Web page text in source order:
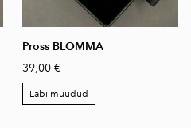
Pross BLOMMA
39,00 €
Läbi müüdud